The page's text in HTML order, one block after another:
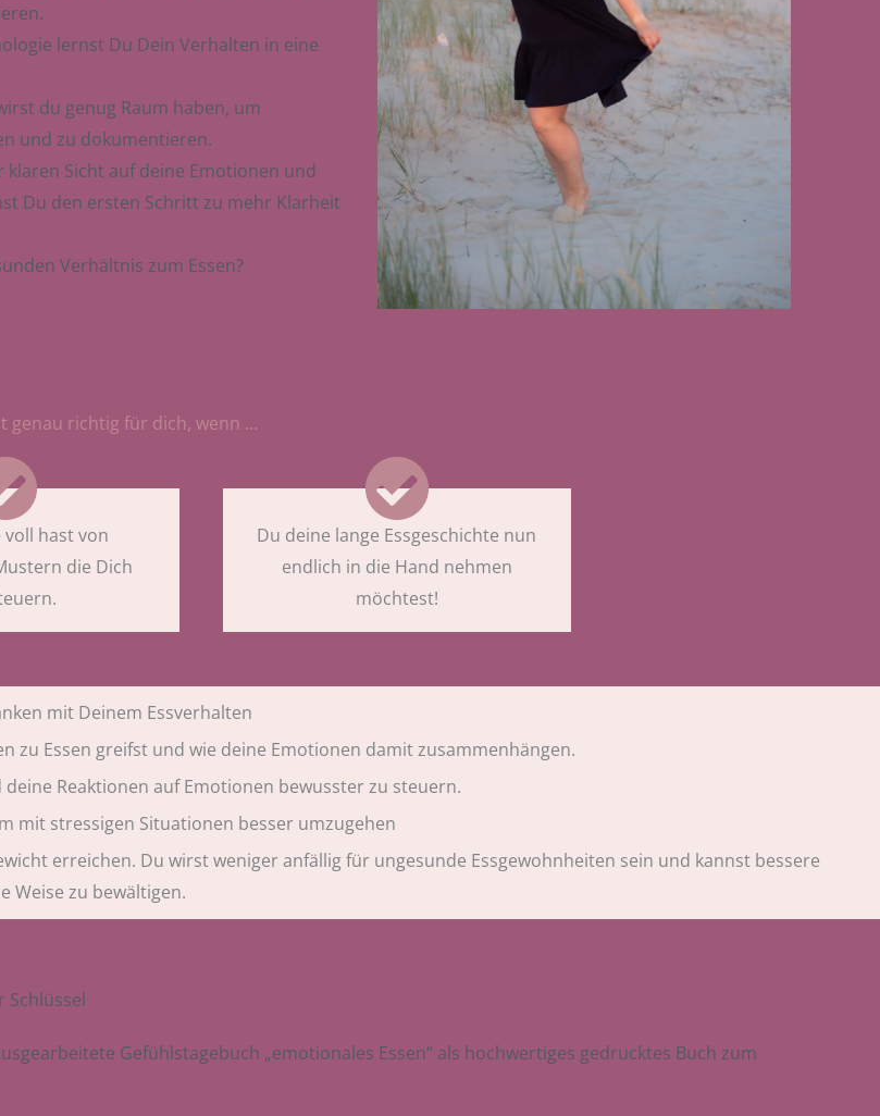
lernst Du Dein Verhalten in eine
du genug Raum haben, um
und zu dokumentieren.
Sicht auf deine Emotionen und
Du den ersten Schritt zu mehr Klarheit
Verhältnis zum Essen?
genau richtig für dich, wenn …
voll hast von
die Dich
Du deine lange Essgeschichte nun
endlich in die Hand nehmen
möchtest!
mit Deinem Essverhalten
Essen greifst und wie deine Emotionen damit zusammenhängen.
Reaktionen auf Emotionen bewusster zu steuern.
mit stressigen Situationen besser umzugehen
erreichen. Du wirst weniger anfällig für ungesunde Essgewohnheiten sein und kannst bessere
Weise zu bewältigen.
Schlüssel
Gefühlstagebuch „emotionales Essen“ als hochwertiges gedrucktes Buch zum